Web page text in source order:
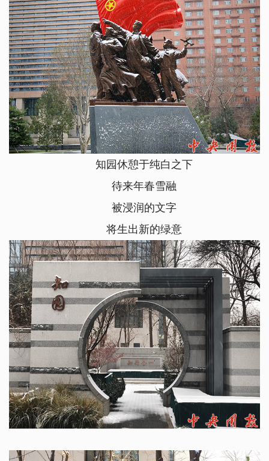
知园休憩于纯白之下
待来年春雪融
被浸润的文字
将生出新的绿意